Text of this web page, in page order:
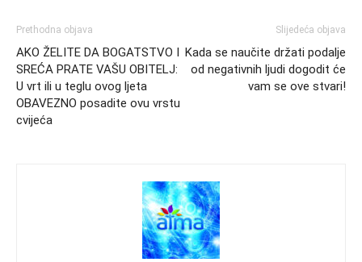
Prethodna objava
AKO ŽELITE DA BOGATSTVO I
SREĆA PRATE VAŠU OBITELJ:
U vrt ili u teglu ovog ljeta
OBAVEZNO posadite ovu vrstu
cvijeća
Slijedeća objava
Kada se naučite držati podalje
od negativnih ljudi dogodit će
vam se ove stvari!